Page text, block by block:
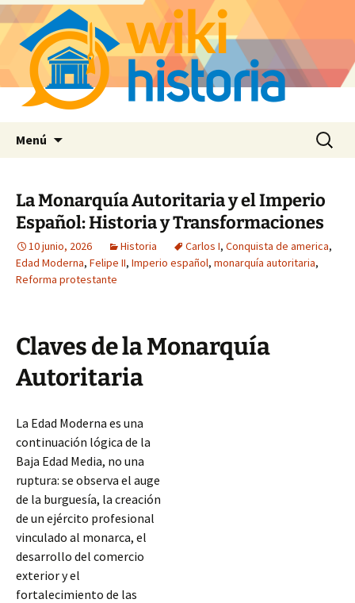
Menú Buscar:
La Monarquía Autoritaria y el Imperio
Español: Historia y Transformaciones
10 junio, 2026 Historia Carlos I, Conquista de america,
Edad Moderna, Felipe II, Imperio español, monarquía autoritaria,
Reforma protestante
Claves de la Monarquía
Autoritaria
La Edad Moderna es una
continuación lógica de la
Baja Edad Media, no una
ruptura: se observa el auge
de la burguesía, la creación
de un ejército profesional
vinculado al monarca, el
desarrollo del comercio
exterior y el
fortalecimiento de las